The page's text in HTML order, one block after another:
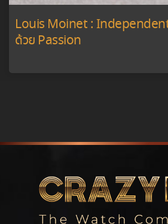
Louis Moinet :
ด้วย Passion